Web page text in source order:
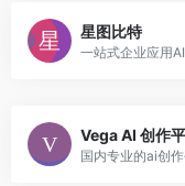
星图比特
Vega AI 创作
国内专业的ai创